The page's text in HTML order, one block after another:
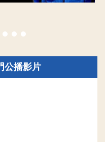
公播影片